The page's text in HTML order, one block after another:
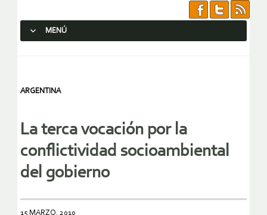
MENÚ
ARGENTINA
La terca vocación por la
conflictividad socioambiental
del gobierno
15 MARZO, 2010